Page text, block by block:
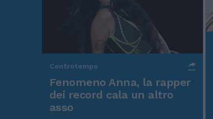
Controtempo
Fenomeno Anna, la rapper
dei record cala un altro
asso